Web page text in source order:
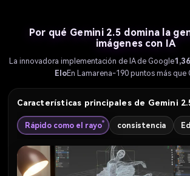
Por qué Gemini 2.5 domina la
imágenes con IA
La innovadora implementación de IA de Google
EloEn Lamarena-190 puntos más que
Características principales de Gemini
Rápido como el rayo consistencia